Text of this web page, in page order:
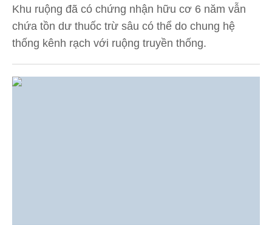
Khu ruộng đã có chứng nhận hữu cơ 6 năm vẫn
chứa tồn dư thuốc trừ sâu có thể do chung hệ
thống kênh rạch với ruộng truyền thống.